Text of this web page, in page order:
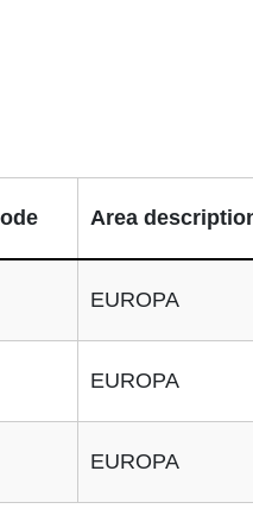
Area
EUROPA
EUROPA
EUROPA